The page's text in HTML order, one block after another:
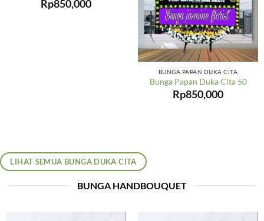
Rp850,000
BUNGA PAPAN DUKA CITA
Bunga Papan Duka Cita 50
Rp850,000
LIHAT SEMUA BUNGA DUKA CITA
BUNGA HANDBOUQUET